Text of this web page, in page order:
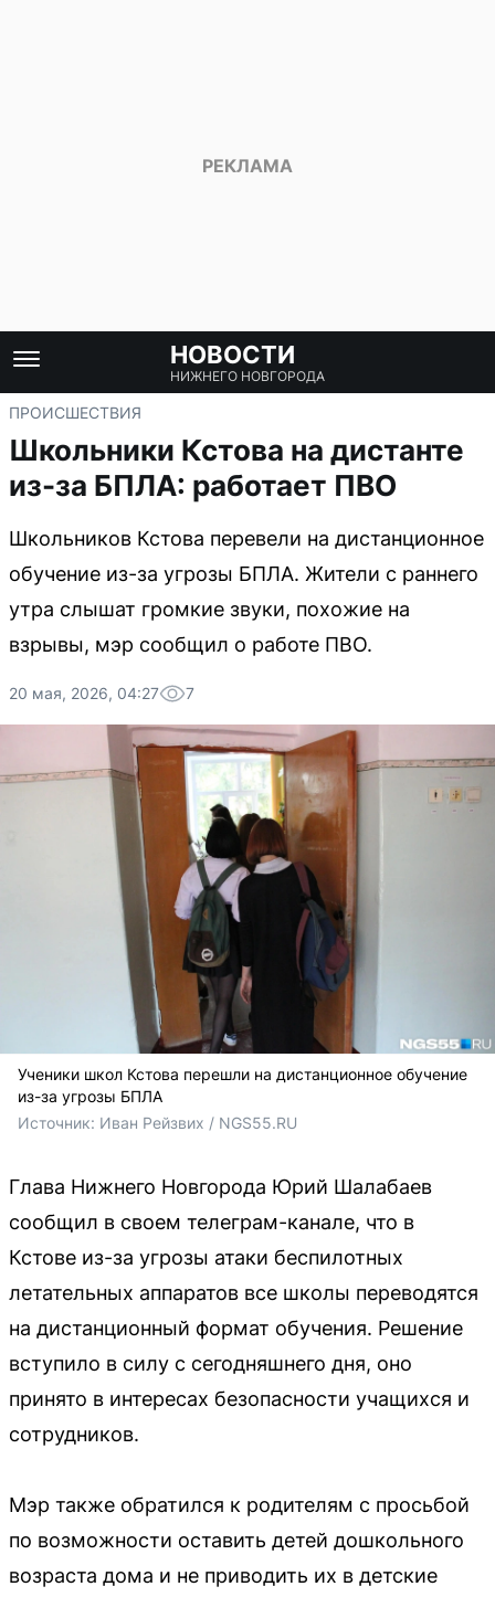
НОВОСТИ
НИЖНЕГО НОВГОРОДА
ПРОИСШЕСТВИЯ
Школьники Кстова на дистанте
из-за БПЛА: работает ПВО
Школьников Кстова перевели на дистанционное
обучение из-за угрозы БПЛА. Жители с раннего
утра слышат громкие звуки, похожие на
взрывы, мэр сообщил о работе ПВО.
20 мая, 2026, 04:27 7
Ученики школ Кстова перешли на дистанционное обучение
из-за угрозы БПЛА
Источник: Иван Рейзвих / NGS55.RU
Глава Нижнего Новгорода Юрий Шалабаев
сообщил в своем телеграм-канале, что в
Кстове из-за угрозы атаки беспилотных
летательных аппаратов все школы переводятся
на дистанционный формат обучения. Решение
вступило в силу с сегодняшнего дня, оно
принято в интересах безопасности учащихся и
сотрудников.
Мэр также обратился к родителям с просьбой
по возможности оставить детей дошкольного
возраста дома и не приводить их в детские